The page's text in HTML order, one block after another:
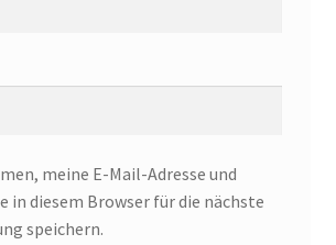
meine E-Mail-Adresse und
in diesem Browser für die nächste
speichern.